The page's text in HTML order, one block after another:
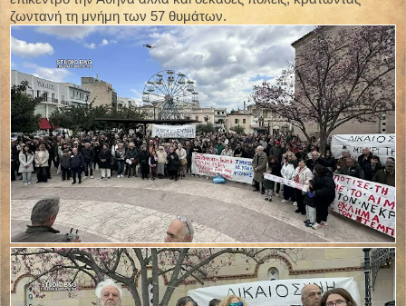
ζωντανή τη μνήμη των 57 θυμάτων.